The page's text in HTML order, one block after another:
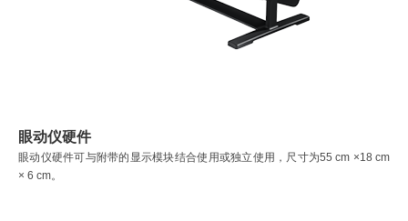
眼动仪硬件
眼动仪硬件可与附带的显示模块结合使用或独立使用，尺寸为55 cm ×18 cm
× 6 cm。